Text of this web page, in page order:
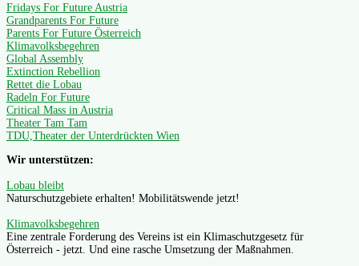
Fridays For Future Austria
Grandparents For Future
Parents For Future Österreich
Klimavolksbegehren
Global Assembly
Extinction Rebellion
Rettet die Lobau
Radeln For Future
Critical Mass in Austria
Theater Tam Tam
TDU,Theater der Unterdrückten Wien
Wir unterstützen:
Lobau bleibt
Naturschutzgebiete erhalten! Mobilitätswende jetzt!
Klimavolksbegehren
Eine zentrale Forderung des Vereins ist ein Klimaschutzgesetz für
Österreich - jetzt. Und eine rasche Umsetzung der Maßnahmen.